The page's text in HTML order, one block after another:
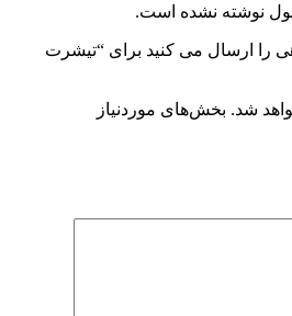
نوشته نشده است.
را ارسال می کنید برای “تیشرت
شد. بخش‌های موردنیاز